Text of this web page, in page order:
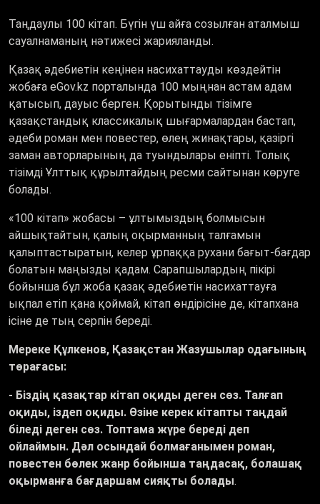
Таңдаулы 100 кітап. Бүгін үш айға созылған аталмыш
сауалнаманың нәтижесі жарияланды.
Қазақ әдебиетін кеңінен насихаттауды көздейтін
жобаға еGov.kz порталында 100 мыңнан астам адам
қатысып, дауыс берген. Қорытынды тізімге
қазақстандық классикалық шығармалардан бастап,
әдеби роман мен повестер, өлең жинақтары, қазіргі
заман авторларының да туындылары еніпті. Толық
тізімді Ұлттық құрылтайдың ресми сайтынан көруге
болады.
«100 кітап» жобасы – ұлтымыздың болмысын
айшықтайтын, қалың оқырманның талғамын
қалыптастыратын, келер ұрпаққа рухани бағыт-бағдар
болатын маңызды қадам. Сарапшылардың пікірі
бойынша бұл жоба қазақ әдебиетін насихаттауға
ықпал етіп қана қоймай, кітап өндірісіне де, кітапхана
ісіне де тың серпін береді.
Мереке Құлкенов, Қазақстан Жазушылар одағының
төрағасы:
- Біздің қазақтар кітап оқиды деген сөз. Талғап
оқиды, іздеп оқиды. Өзіне керек кітапты таңдай
біледі деген сөз. Топтама жүре береді деп
ойлаймын. Дәл осындай болмағанымен роман,
повестен бөлек жанр бойынша таңдасақ, болашақ
оқырманға бағдаршам сияқты болады.